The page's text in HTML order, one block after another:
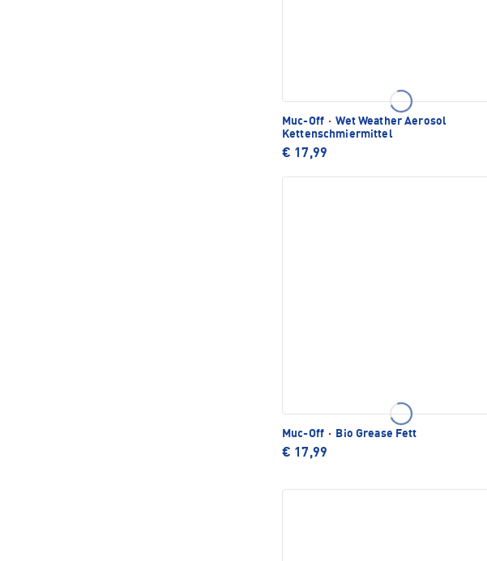
Muc-Off · Wet Weather Aerosol
Kettenschmiermittel
€ 17,99
Muc-Off · Bio Grease Fett
€ 17,99